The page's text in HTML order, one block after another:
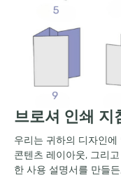
브로셔 인쇄 지
우리는 귀하의 디자인
콘텐츠 레이아웃, 그리
한 사용 설명서를 만들